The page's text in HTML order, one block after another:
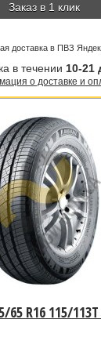
Заказ в 1 клик
доставка в ПВЗ
в течении 10-21
о доставке и
65 R16 115/